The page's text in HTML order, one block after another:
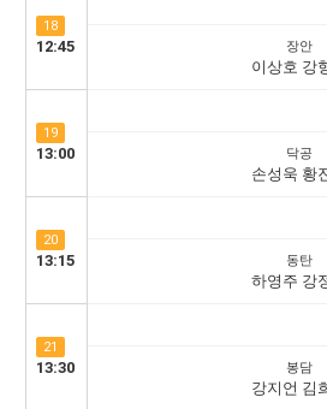
18
12:45 장안
이상호 강
19
13:00 닥공
손성욱 황
20
13:15 동탄
하영주 강
21
13:30 봉담
강지언 김